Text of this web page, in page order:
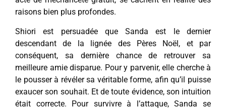
raisons bien plus profondes.
Shiori est persuadée que Sanda est le dernier
descendant de la lignée des Pères Noël, et par
conséquent, sa dernière chance de retrouver sa
meilleure amie disparue. Pour y parvenir, elle cherche à
le pousser à révéler sa véritable forme, afin qu’il puisse
exaucer son souhait. Et de toute évidence, son intuition
était correcte. Pour survivre à l’attaque, Sanda se